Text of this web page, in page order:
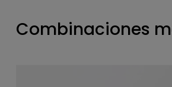
Combinaciones